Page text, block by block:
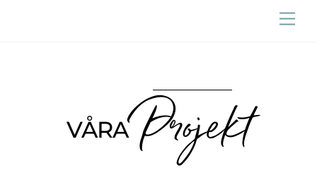
VÅRA Projekt